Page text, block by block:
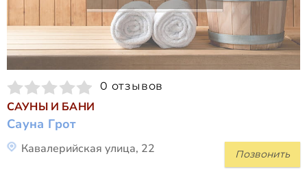
0 отзывов
САУНЫ И БАНИ
Сауна Грот
Позвонить
Кавалерийская улица, 22